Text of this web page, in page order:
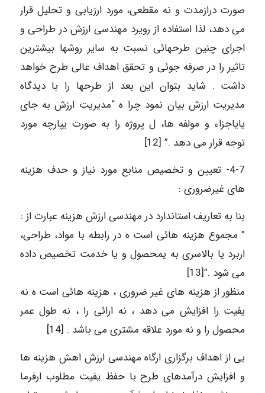
صورت درازمدت و نه مقطعی، مورد ارزیابی و تحلیل قرار
می دهد، لذا استفاده از رویرد مهندسی ارزش در طراحی و
اجرای چنین طرحهائی نسبت به سایر روشها بیشترین
تاثیر را در صرفه جوئی و تحقق اهداف عالی طرح خواهد
داشت . شاید بتوان این بعد از طرحها را با دیدگاه
مدیریت ارزش بیان نمود چرا ه “مدیریت ارزش به جای
یایاجزاء و مولفه ها، ل پروژه را به صورت یپارچه مورد
توجه قرار می دهد .” [12]
4-7- تعیین و تخصیص منابع مورد نیاز و حدف هزینه
های غیرضروری :
بنا به تعاریف استاندارد در مهندسی ارزش هزینه عبارت از :
” مجموع هزینه هائی است ه در رابطه با مواد، طراحی،
اربرد یا بالاسری به یمحصول و یا خدمت تخصیص داده
می شود .”[13]
منظور از هزینه های غیر ضروری ، هزینه هائی است ه نه
یفیت را افزایش می دهد ، نه ارائی را ، نه طول عمر
محصول را و نه مورد علاقه مشتری می باشد . [14]
یی از اهداف برگزاری ارگاه مهندسی ارزش اهش هزینه ها
و افزایش درآمدهای طرح با حفظ یفیت مطلوب ارفرما